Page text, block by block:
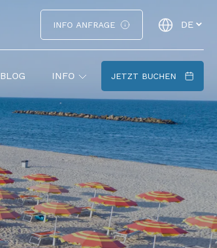
INFO ANFRAGE
BLOG INFO JETZT BUCHEN